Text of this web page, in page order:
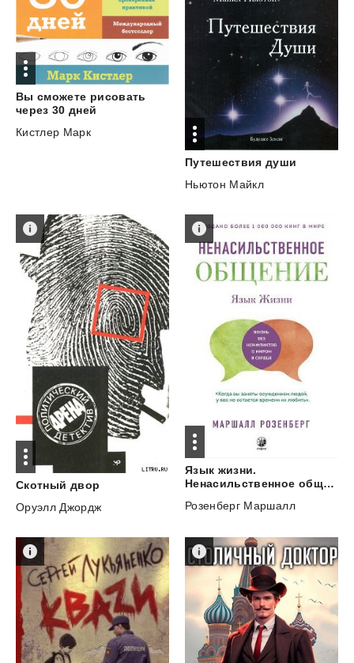
Вы сможете рисовать
через 30 дней
Кистлер Марк
Путешествия души
Ньютон Майкл
Скотный двор
Оруэлл Джордж
Язык жизни.
Ненасильственное общение
Розенберг Маршалл